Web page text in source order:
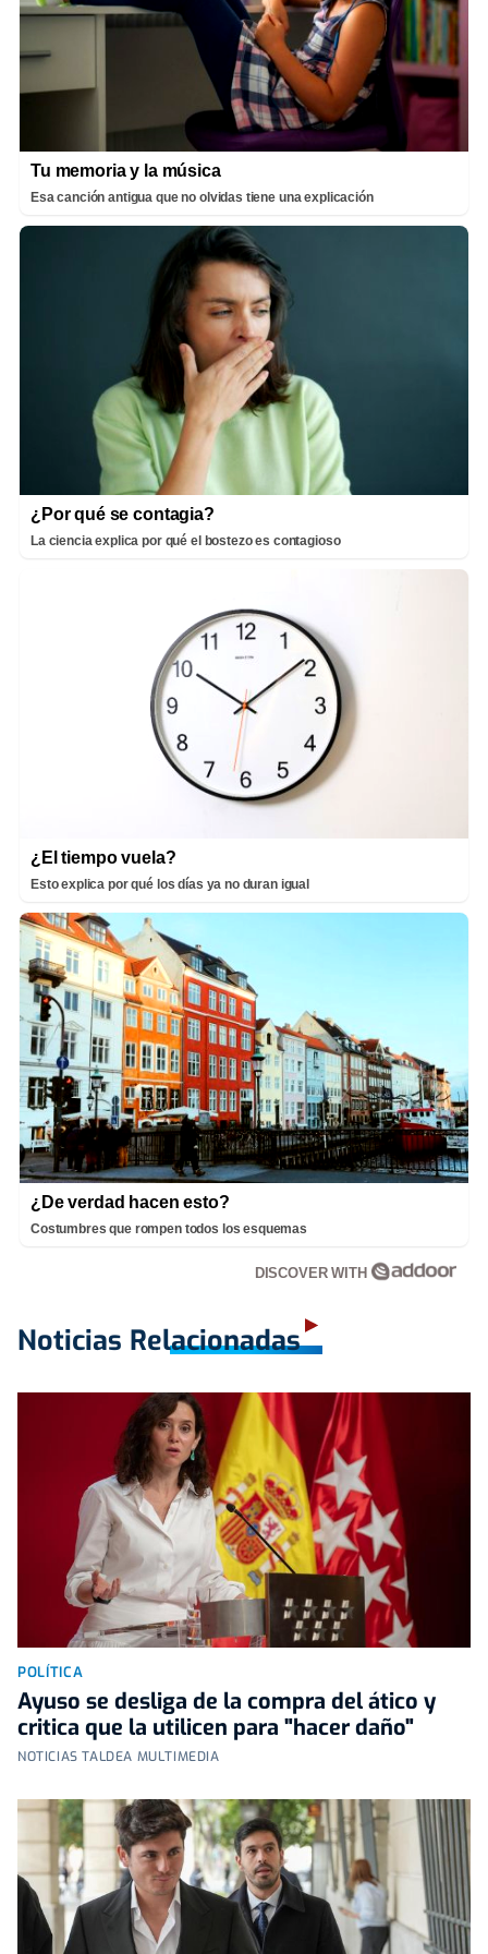
Tu memoria y la música
Esa canción antigua que no olvidas tiene una explicación
¿Por qué se contagia?
La ciencia explica por qué el bostezo es contagioso
¿El tiempo vuela?
Esto explica por qué los días ya no duran igual
¿De verdad hacen esto?
Costumbres que rompen todos los esquemas
DISCOVER WITH
Noticias Relacionadas
POLÍTICA
Ayuso se desliga de la compra del ático y
critica que la utilicen para "hacer daño"
NOTICIAS TALDEA MULTIMEDIA